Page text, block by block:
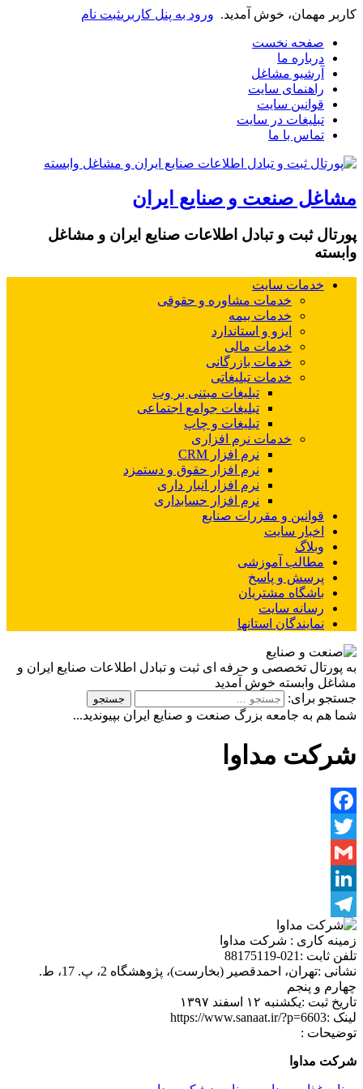
کاربر مهمان، خوش آمدید. ورود به پنل کاربریثبت نام
صفحه نخست
درباره ما
آرشیو مشاغل
راهنمای سایت
قوانین سایت
تبلیغات در سایت
تماس با ما
مشاغل صنعت و صنایع ایران
پورتال ثبت و تبادل اطلاعات صنایع ایران و مشاغل
وابسته
خدمات سایت
خدمات مشاوره و حقوقی
خدمات بیمه
ایزو و استاندارد
خدمات مالی
خدمات بازرگانی
خدمات تبلیغاتی
تبلیغات مبتنی بر وب
تبلیغات جوامع اجتماعی
تبلیغات و چاپ
خدمات نرم افزاری
نرم افزار CRM
نرم افزار حقوق و دستمزد
نرم افزار انبار داری
نرم افزار حسابداری
قوانین و مقررات صنایع
اخبار سایت
وبلاگ
مطالب آموزشی
پرسش و پاسخ
باشگاه مشتریان
رسانه سایت
نمایندگان استانها
به پورتال تخصصی و حرفه ای ثبت و تبادل اطلاعات صنایع ایران و
مشاغل وابسته خوش آمدید
جستجو برای:
شما هم به جامعه بزرگ صنعت و صنایع ایران بپیوندید...
شرکت مداوا
Facebook
Twitter
Gmail
LinkedIn
Telegram
زمینه کاری : شرکت مداوا
تلفن ثابت :021-88175119
نشانی :
تهران، احمدقصیر (بخارست)، پژوهشگاه 2، پ. 17، ط.
چهارم و پنجم
تاریخ ثبت :یکشنبه ۱۲ اسفند ۱۳۹۷
لینک :https://www.sanaat.ir/?p=6603
توضیحات :
شرکت مداوا